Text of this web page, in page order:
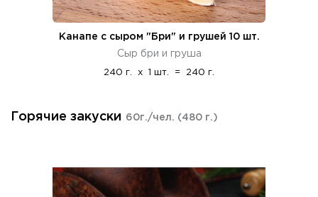
Канапе с сыром "Бри" и грушей 10 шт.
Сыр бри и груша
240 г. x 1 шт. = 240 г.
Горячие закуски 60г./чел. (480 г.)